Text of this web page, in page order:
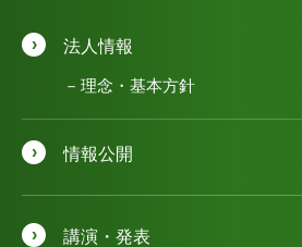
法人情報
理念・基本方針
情報公開
講演・発表